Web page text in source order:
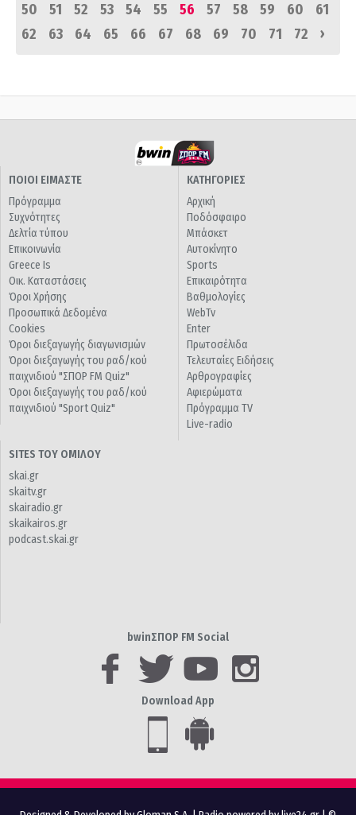
50
51 52 53 54 55 56 57 58 59 60
61
62
63 64 65 66 67 68 69 70 71 72 ›
ΠΟΙΟΙ ΕΙΜΑΣΤΕ
Πρόγραμμα
Συχνότητες
Δελτία τύπου
Επικοινωνία
Greece Is
Οικ. Καταστάσεις
Όροι Χρήσης
Προσωπικά Δεδομένα
Cookies
Όροι διεξαγωγής διαγωνισμών
Όροι διεξαγωγής του ραδ/κού
παιχνιδιού "ΣΠΟΡ FM Quiz"
Όροι διεξαγωγής του ραδ/κού
παιχνιδιού "Sport Quiz"
ΚΑΤΗΓΟΡΙΕΣ
Αρχική
Ποδόσφαιρο
Μπάσκετ
Αυτοκίνητο
Sports
Επικαιρότητα
Βαθμολογίες
WebTv
Enter
Πρωτοσέλιδα
Τελευταίες Ειδήσεις
Αρθρογραφίες
Αφιερώματα
Πρόγραμμα TV
Live-radio
SITES ΤΟΥ ΟΜΙΛΟΥ
skai.gr
skaitv.gr
skairadio.gr
skaikairos.gr
podcast.skai.gr
bwinΣΠΟΡ FM Social
Download App